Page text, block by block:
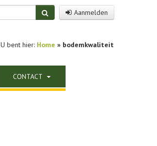
Aanmelden
U bent hier: Home » bodemkwaliteit
CONTACT